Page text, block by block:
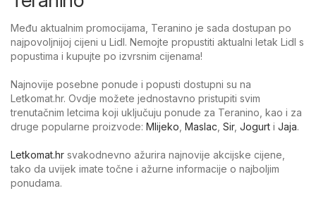
Među aktualnim promocijama, Teranino je sada dostupan po
najpovoljnijoj cijeni u Lidl. Nemojte propustiti aktualni letak Lidl s
popustima i kupujte po izvrsnim cijenama!
Najnovije posebne ponude i popusti dostupni su na
Letkomat.hr. Ovdje možete jednostavno pristupiti svim
trenutačnim letcima koji uključuju ponude za Teranino, kao i za
druge popularne proizvode: Mlijeko Maslac Sir, Jogurt i Jaja.
Letkomat.hr svakodnevno ažurira najnovije akcijske cijene,
tako da uvijek imate točne i ažurne informacije o najboljim
ponudama.